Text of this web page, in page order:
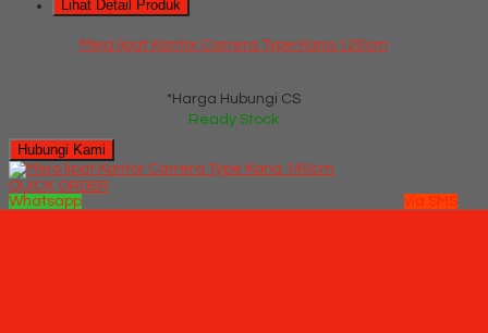
Lihat Detail Produk
Meja lipat Kantor Carrera Type Kana 120cm
*Harga Hubungi CS
Ready Stock
Hubungi Kami
QUICK ORDER
Whatsapp
via SMS